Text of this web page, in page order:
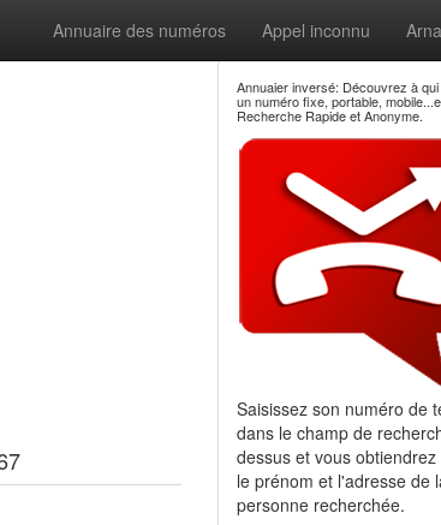
Annuaire des numéros Appel inconnu
Annuaier inversé: Découvrez à
un numéro fixe, portable,
Recherche Rapide et Anonyme.
Saisissez son numéro de
dans le champ de
dessus et vous obtiendrez
le prénom et l'adresse de
personne recherchée.